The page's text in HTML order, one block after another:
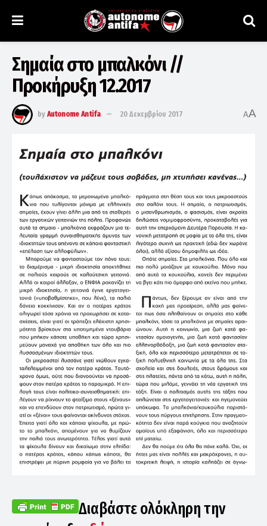
Σημαία στο μπαλκόνι //
Προκήρυξη 12.2017
by Autonome Antifa 20 Δεκεμβρίου 2017 AA
Διαβάστε ολόκληρη την